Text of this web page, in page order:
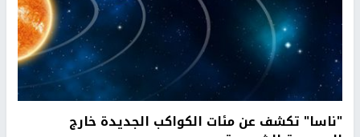
"ناسا" تكشف عن مئات الكواكب الجديدة خارج